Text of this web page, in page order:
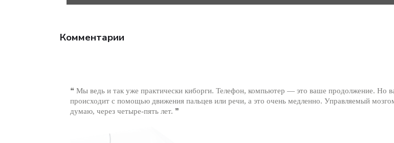
Комментарии
❝ Мы ведь и так уже практически киборги. Телефон, компьютер — это ваше продолжение. Но
происходит с помощью движения пальцев или речи, а это очень медленно. Управляемый
думаю, через четыре-пять лет. ❞